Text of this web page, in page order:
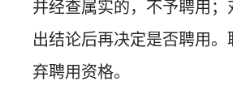
并经查属实的，不予聘用
出结论后再决定是否聘用
弃聘用资格。